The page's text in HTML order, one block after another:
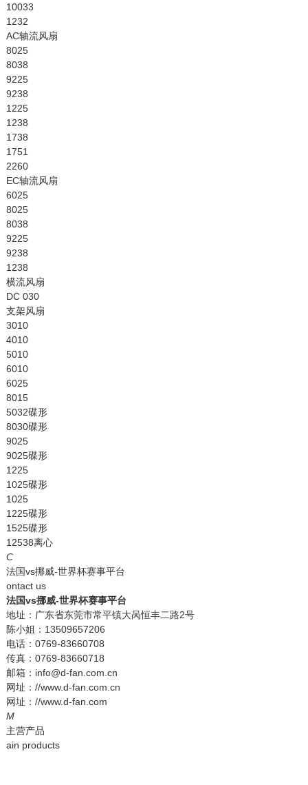
10033
1232
AC轴流风扇
8025
8038
9225
9238
1225
1238
1738
1751
2260
EC轴流风扇
6025
8025
8038
9225
9238
1238
横流风扇
DC 030
支架风扇
3010
4010
5010
6010
6025
8015
5032碟形
8030碟形
9025
9025碟形
1225
1025碟形
1025
1225碟形
1525碟形
12538离心
C
法国vs挪威-世界杯赛事平台
ontact us
法国vs挪威-世界杯赛事平台
地址：广东省东莞市常平镇大呙恒丰二路2号
陈小姐：13509657206
电话：0769-83660708
传真：0769-83660718
邮箱：info@d-fan.com.cn
网址：//www.d-fan.com.cn
网址：//www.d-fan.com
M
主营产品
ain products